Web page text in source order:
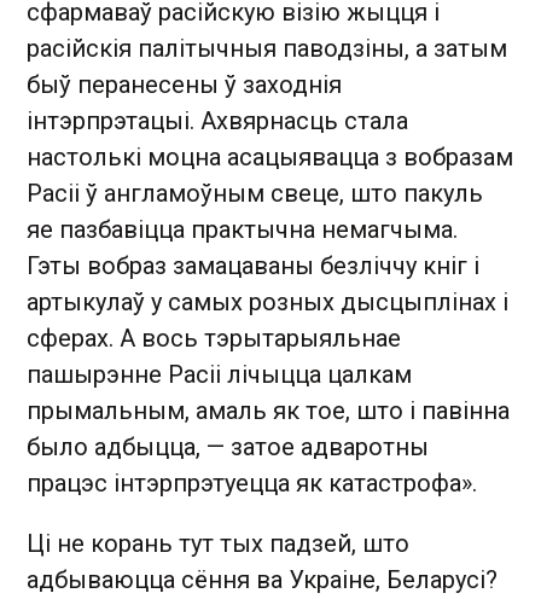
сфармаваў расійскую візію жыцця і
расійскія палітычныя паводзіны, а затым
быў перанесены ў заходнія
інтэрпрэтацыі. Ахвярнасць стала
настолькі моцна асацыявацца з вобразам
Расіі ў англамоўным свеце, што пакуль
яе пазбавіцца практычна немагчыма.
Гэты вобраз замацаваны безліччу кніг і
артыкулаў у самых розных дысцыплінах і
сферах. А вось тэрытарыяльнае
пашырэнне Расіі лічыцца цалкам
прымальным, амаль як тое, што і павінна
было адбыцца, — затое адваротны
працэс інтэрпрэтуецца як катастрофа».
Ці не корань тут тых падзей, што
адбываюцца сёння ва Украіне, Беларусі?